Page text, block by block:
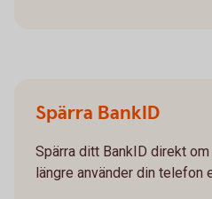
Spärra BankID
Spärra ditt BankID direkt
längre använder din telefon